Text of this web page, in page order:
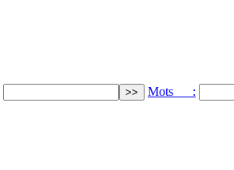
Mots :